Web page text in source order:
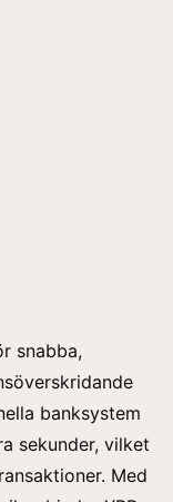
snabba,
banksystem
sekunder, vilket
Med